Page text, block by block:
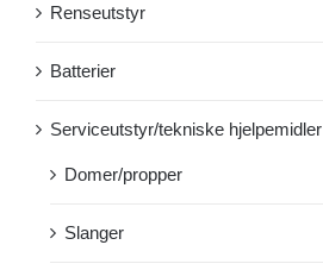
Renseutstyr
Batterier
Serviceutstyr/tekniske hjelpemidler
Domer/propper
Slanger